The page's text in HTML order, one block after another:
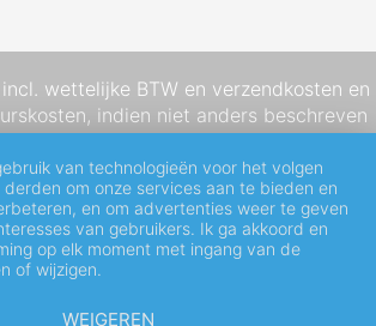
wettelijke BTW en verzendkosten en
indien niet anders beschreven
van technologieën voor het volgen
om onze services aan te bieden en
en om advertenties weer te geven
van gebruikers. Ik ga akkoord en
op elk moment met ingang van de
of wijzigen.
WEIGEREN